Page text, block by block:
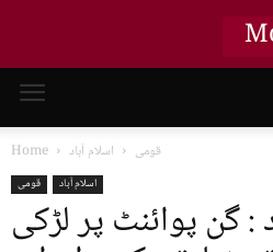
Home قومی اسلام آباد
قومی اسلام آباد
: گن پوائنٹ پر لڑکی